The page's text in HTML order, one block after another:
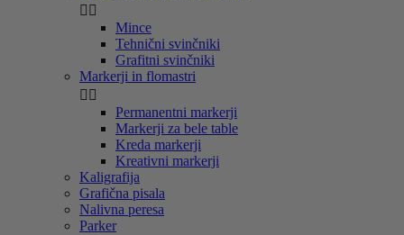
 
Mince
Tehnični svinčniki
Grafitni svinčniki
Markerji in flomastri
 
Permanentni markerji
Markerji za bele table
Kreda markerji
Kreativni markerji
Kaligrafija
Grafična pisala
Nalivna peresa
Parker